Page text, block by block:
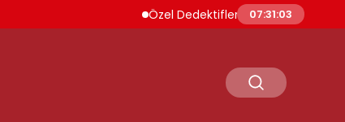
Özel Dedektiflerin Sunduğu Fırsatlar ve
07:31:04